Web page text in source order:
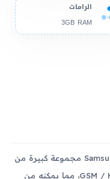
الرامات
3GB RAM
يدعم جهاز Samsung Galaxy S5 LTE-A G906S مجموعة كبيرة من
تقنيات الشبكات بما في ذلك GSM / HSPA / LTE، مما يمكنه من